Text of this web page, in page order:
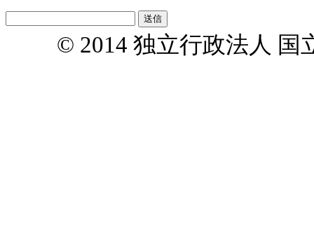
© 2014 独立行政法人 国